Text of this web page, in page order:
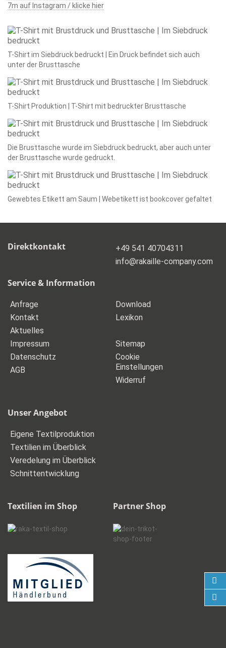
7m auf Instagram / klicke hier
T-Shirt im Siebdruck bedruckt | Ein Druck befindet sich auch
unter der Brusttasche
T-Shirt Produktion | T-Shirt mit bedruckter Brusttasche
Die Brusttasche wurde im Siebdruck bedruckt, aber auch unter
der Brusttasche wurde gedruckt.
Gewebtes Etikett am Saum | Webetikett ist bookcover gefaltet
Direktkontakt
+49 541 40704311
info
_at_
rakaille-company.com
Service & Information
Anfrage
Kontakt
Aktuelles
Download
Lexikon
Impressum
Datenschutz
AGB
Sitemap
Cookie
Einstellungen
Widerruf
Unser Angebot
Eigene Textilproduktion
Textilien im Überblick
Veredelung im Überblick
Schnittentwicklung
Textilien im Shop Partner Shop